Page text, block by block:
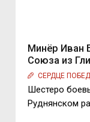
Минёр Иван
Союза из
СЕРДЦЕ
Шестеро
Руднянском